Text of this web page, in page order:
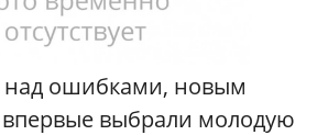
над ошибками, новым
впервые выбрали молодую